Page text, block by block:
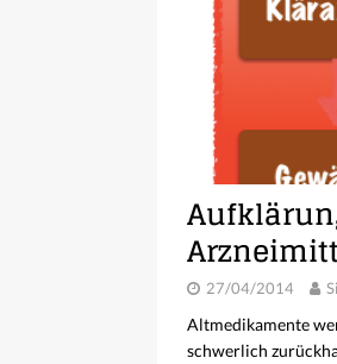
27/04/2014
Altmedikamente
schwerlich